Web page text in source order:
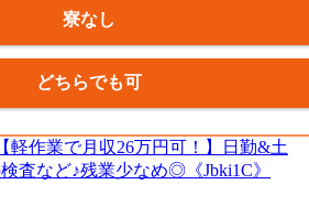
寮なし
どちらでも可